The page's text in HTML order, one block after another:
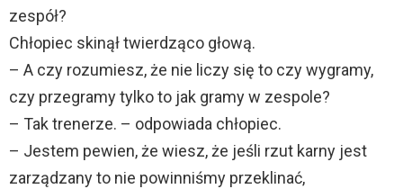
zespół?
Chłopiec skinął twierdząco głową.
– A czy rozumiesz, że nie liczy się to czy wygramy,
czy przegramy tylko to jak gramy w zespole?
– Tak trenerze. – odpowiada chłopiec.
– Jestem pewien, że wiesz, że jeśli rzut karny jest
zarządzany to nie powinniśmy przeklinać,